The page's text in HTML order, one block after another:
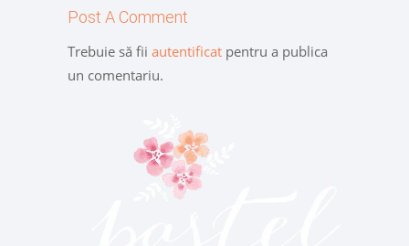
Post A Comment
Trebuie să fii autentificat pentru a publica
un comentariu.